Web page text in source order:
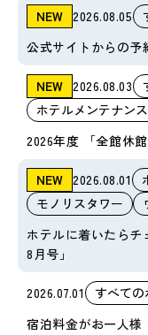
NEW 2026.08.05
公式サイトからの予
NEW 2026.08.03
ホテルメンテナン
2026年度 「全館休
NEW 2026.08.01
モノリスタワー
ホテルに着いたらチ
8月号」
2026.07.01
すべての
宿泊料金がお一人